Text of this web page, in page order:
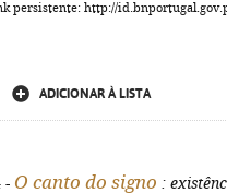
persistente: http://
ADICIONAR À LISTA
- O canto do signo :